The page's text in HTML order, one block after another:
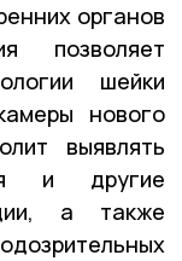
органов
позволяет
шейки
нового
выявлять
и другие
а также